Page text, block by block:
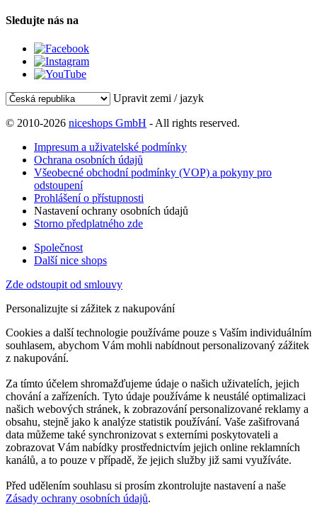
Sledujte nás na
Upravit zemi / jazyk
© 2010-2026 niceshops GmbH - All rights reserved.
Impresum a uživatelské podmínky
Ochrana osobních údajů
Všeobecné obchodní podmínky (VOP) a pokyny pro
odstoupení
Prohlášení o přístupnosti
Nastavení ochrany osobních údajů
Storno předplatného zde
Společnost
Další nice shops
Zde odstoupit od smlouvy
Personalizujte si zážitek z nakupování
Cookies a další technologie používáme pouze s Vaším individuálním
souhlasem, abychom Vám mohli nabídnout personalizovaný zážitek
z nakupování.
Za tímto účelem shromažďujeme údaje o našich uživatelích, jejich
chování a zařízeních. Tyto údaje používáme k neustálé optimalizaci
našich webových stránek, k zobrazování personalizované reklamy a
obsahu, stejně jako k analýze statistik používání. Vaše zašifrovaná
data můžeme také synchronizovat s externími poskytovateli a
zobrazovat Vám nabídky prostřednictvím jejich online reklamních
kanálů, a to pouze v případě, že jejich služby již sami využíváte.
Před udělením souhlasu si prosím zkontrolujte nastavení a naše
Zásady ochrany osobních údajů.